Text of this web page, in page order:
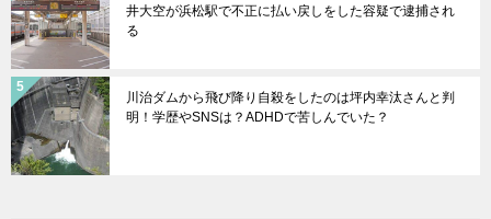
井大空が浜松駅で不正に払い戻しをした容疑で逮捕され
る
川治ダムから飛び降り自殺をしたのは坪内幸汰さんと判
明！学歴やSNSは？ADHDで苦しんでいた？